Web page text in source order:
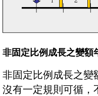
非固定比例成長之變額
非固定比例成長之變
沒有一定規則可循，